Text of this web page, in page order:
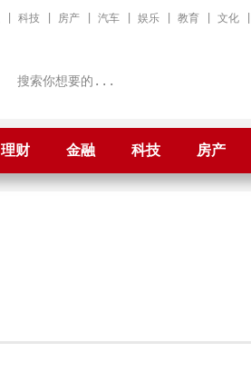
科技 房产 汽车 娱乐 教育 文化
理财 金融 科技 房产